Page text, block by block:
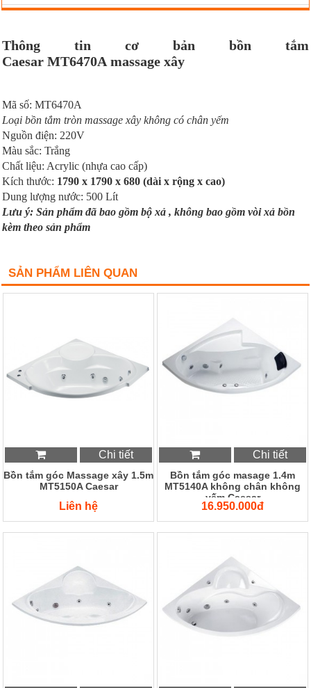
Thông tin cơ bản bồn tắm
Caesar MT6470A massage xây
Mã số: MT6470A
Loại bồn tắm tròn massage xây không có chân yếm
Nguồn điện: 220V
Màu sắc: Trắng
Chất liệu: Acrylic (nhựa cao cấp)
Kích thước: 1790 x 1790 x 680 (dài x rộng x cao)
Dung lượng nước: 500 Lít
Lưu ý: Sản phẩm đã bao gồm bộ xả , không bao gồm vòi xả bồn
kèm theo sản phẩm
SẢN PHẨM LIÊN QUAN
Chi tiết
Bồn tắm góc Massage xây 1.5m
MT5150A Caesar
Liên hệ
Chi tiết
Bồn tắm góc masage 1.4m
MT5140A không chân không
yếm Caesar
16.950.000đ